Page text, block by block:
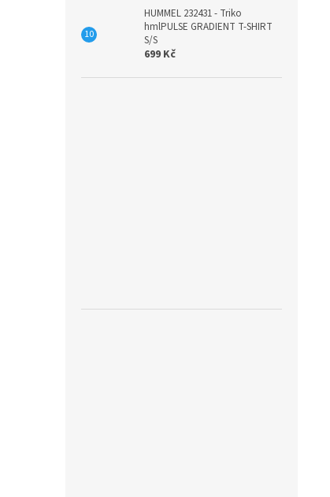
HUMMEL 232431 - Triko
hmlPULSE GRADIENT T-SHIRT
S/S
699 Kč